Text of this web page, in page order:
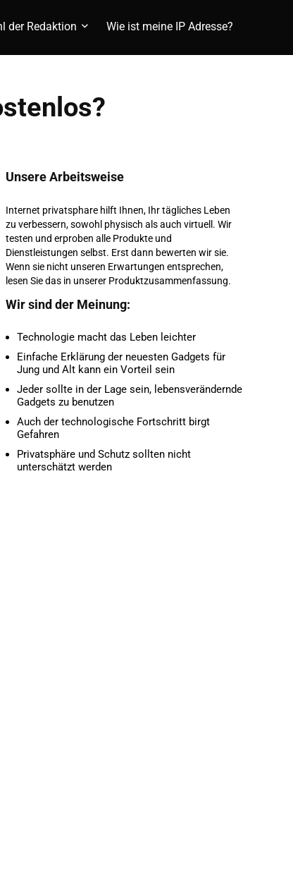
der Redaktion Wie ist meine IP Adresse?
Unsere Arbeitsweise
Internet privatsphare hilft Ihnen, Ihr tägliches Leben
zu verbessern, sowohl physisch als auch virtuell. Wir
testen und erproben alle Produkte und
Dienstleistungen selbst. Erst dann bewerten wir sie.
Wenn sie nicht unseren Erwartungen entsprechen,
lesen Sie das in unserer Produktzusammenfassung.
Wir sind der Meinung:
Technologie macht das Leben leichter
Einfache Erklärung der neuesten Gadgets für
Jung und Alt kann ein Vorteil sein
Jeder sollte in der Lage sein, lebensverändernde
Gadgets zu benutzen
Auch der technologische Fortschritt birgt
Gefahren
Privatsphäre und Schutz sollten nicht
unterschätzt werden